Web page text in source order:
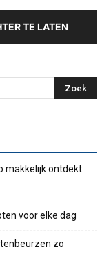
TE LATEN
makkelijk ontdekt
voor elke dag
zo